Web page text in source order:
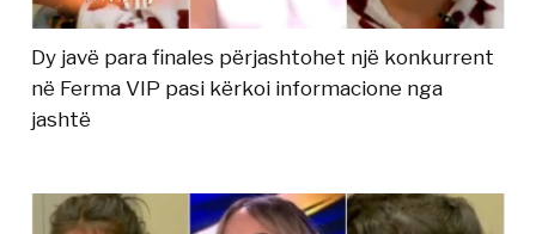
Dy javë para finales përjashtohet një konkurrent
në Ferma VIP pasi kërkoi informacione nga
jashtë